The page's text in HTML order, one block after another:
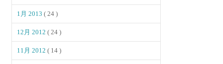
1月 2013( 24 )
12月 2012( 24 )
11月 2012( 14 )